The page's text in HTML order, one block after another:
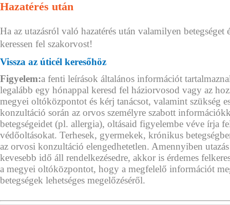
Hazatérés után
Ha az utazásról való hazatérés után valamilyen betegséget
keressen fel szakorvost!
Vissza az úticél keresőhöz
Figyelem:a fenti leírások általános információt
legalább egy hónappal keresd fel háziorvosod vagy az
megyei oltóközpontot és kérj tanácsot, valamint szükség
konzultáció során az orvos személyre szabott
betegségeidet (pl. allergia), oltásaid figyelembe véve írja
védőoltásokat. Terhesek, gyermekek, krónikus
az orvosi konzultáció elengedhetetlen. Amennyiben
kevesebb idő áll rendelkezésedre, akkor is érdemes
a megyei oltóközpontot, hogy a megfelelő információt
betegségek lehetséges megelőzéséről.